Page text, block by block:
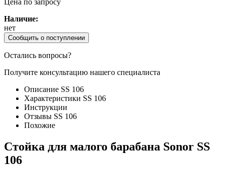
Наличие:
нет
Сообщить о поступлении
Остались вопросы?
Получите консультацию нашего специалиста
Описание SS 106
Характеристики SS 106
Инструкции
Отзывы SS 106
Похожие
Стойка для малого барабана Sonor SS
106